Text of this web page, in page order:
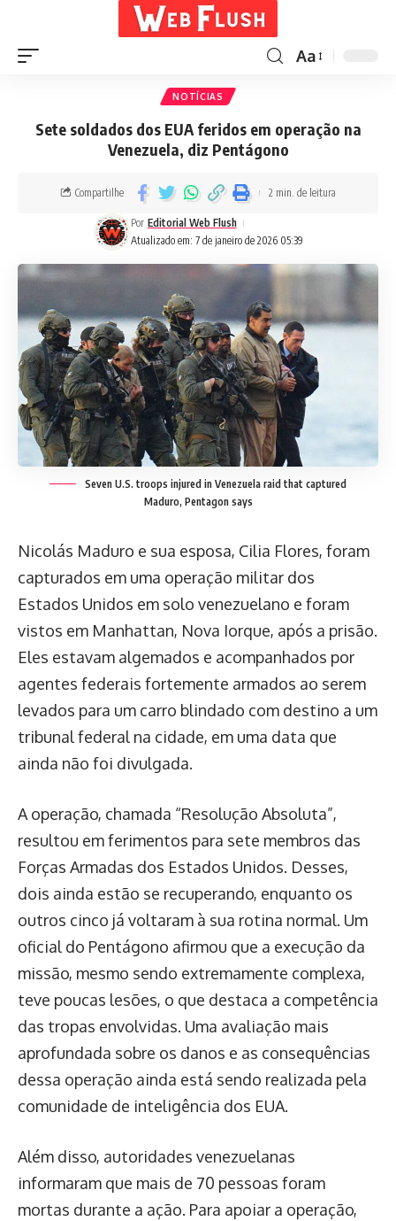
Aa
NOTÍCIAS
Sete soldados dos EUA feridos em operação na
Venezuela, diz Pentágono
Atualizado em: 7 de janeiro de 2026 05:39
Por Editorial Web Flush
Compartilhe 2 min. de leitura
Seven U.S. troops injured in Venezuela raid that captured
Maduro, Pentagon says
Nicolás Maduro e sua esposa, Cilia Flores, foram
capturados em uma operação militar dos
Estados Unidos em solo venezuelano e foram
vistos em Manhattan, Nova Iorque, após a prisão.
Eles estavam algemados e acompanhados por
agentes federais fortemente armados ao serem
levados para um carro blindado com destino a um
tribunal federal na cidade, em uma data que
ainda não foi divulgada.
A operação, chamada “Resolução Absoluta”,
resultou em ferimentos para sete membros das
Forças Armadas dos Estados Unidos. Desses,
dois ainda estão se recuperando, enquanto os
outros cinco já voltaram à sua rotina normal. Um
oficial do Pentágono afirmou que a execução da
missão, mesmo sendo extremamente complexa,
teve poucas lesões, o que destaca a competência
das tropas envolvidas. Uma avaliação mais
aprofundada sobre os danos e as consequências
dessa operação ainda está sendo realizada pela
comunidade de inteligência dos EUA.
Além disso, autoridades venezuelanas
informaram que mais de 70 pessoas foram
mortas durante a ação. Para apoiar a operação,